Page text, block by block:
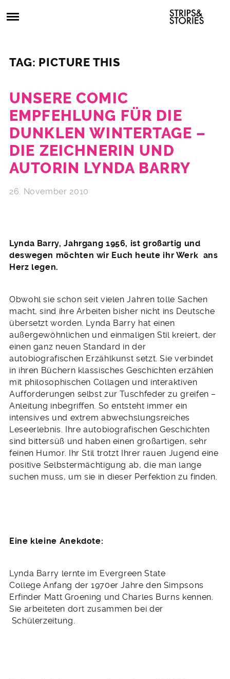
to
Strips
&
Stories
Comics,
TAG: PICTURE THIS
UNSERE COMIC
EMPFEHLUNG FÜR DIE
DUNKLEN WINTERTAGE –
DIE ZEICHNERIN UND
AUTORIN LYNDA BARRY
26. November 2010
Lynda Barry, Jahrgang 1956, ist großartig und
deswegen möchten wir Euch heute ihr Werk ans
Herz legen.
Obwohl sie schon seit vielen Jahren tolle Sachen
macht, sind ihre Arbeiten bisher nicht ins Deutsche
übersetzt worden. Lynda Barry hat einen
außergewöhnlichen und einmaligen Stil kreiert, der
einen ganz neuen Standard in der
autobiografischen Erzählkunst setzt. Sie verbindet
in ihren Büchern klassisches Geschichten erzählen
mit philosophischen Collagen und interaktiven
Aufforderungen selbst zur Tuschfeder zu greifen –
Anleitung inbegriffen. So entsteht immer ein
intensives und extrem abwechslungsreiches
Leseerlebnis. Ihre autobiografischen Geschichten
sind bittersüß und haben einen großartigen, sehr
feinen Humor. Ihr Stil trotzt Ihrer rauen Jugend eine
positive Selbstermächtigung ab, die man lange
suchen muss, um sie in dieser Perfektion zu finden.
Eine kleine Anekdote:
Lynda Barry lernte im Evergreen State
College Anfang der 1970er Jahre den Simpsons
Erfinder Matt Groening und Charles Burns kennen.
Sie arbeiteten dort zusammen bei der
Schülerzeitung.